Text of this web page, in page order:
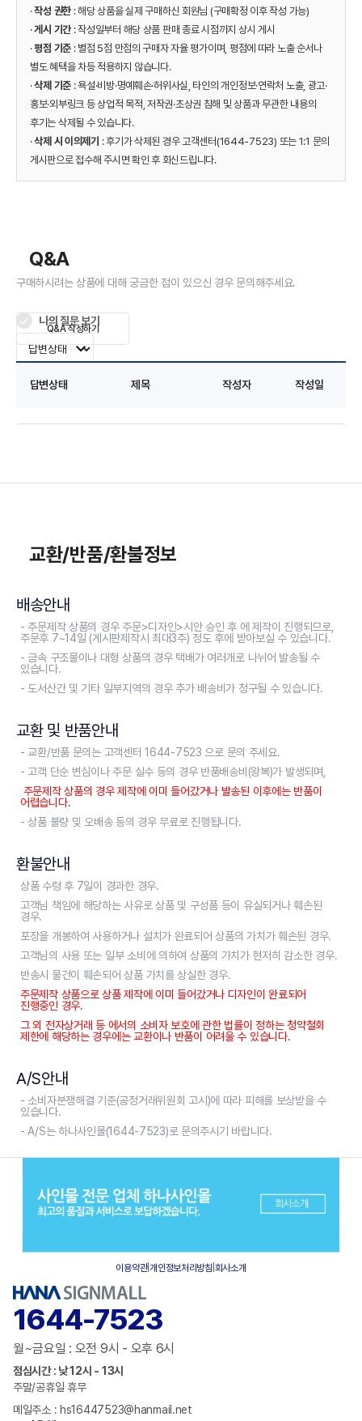
·작성 권한 : 해당 상품을 실제 구매하신 회원님 (구매확정 이후 작성 가능)
·게시 기간: 작성일부터 해당 상품 판매 종료 시점까지 상시 게시
·평점 기준 : 별점 5점 만점의 구매자 자율 평가이며, 평점에 따라 노출 순서나
별도 혜택을 차등 적용하지 않습니다.
·삭제 기준 : 욕설·비방·명예훼손·허위사실, 타인의 개인정보·연락처 노출, 광고·
홍보·외부링크 등 상업적 목적, 저작권·초상권 침해 및 상품과 무관한 내용의
후기는 삭제될 수 있습니다.
·삭제 시 이의제기 : 후기가 삭제된 경우 고객센터(1644-7523) 또는 1:1 문의
게시판으로 접수해 주시면 확인 후 회신드립니다.
Q&A
구매하시려는 상품에 대해 궁금한 점이 있으신 경우 문의해주세요.
나의 질문 보기
답변상태 제목 작성자 작성일
Q&A 작성하기
교환/반품/환불정보
배송안내
- 주문제작 상품의 경우 주문>디자인>시안 승인 후 에 제작이 진행되므로,
주문후 7~14일 (게시판제작시 최대3주) 정도 후에 받아보실 수 있습니다.
- 금속 구조물이나 대형 상품의 경우 택배가 여러개로 나뉘어 발송될 수
있습니다.
- 도서산간 및 기타 일부지역의 경우 추가 배송비가 청구될 수 있습니다.
교환 및 반품안내
- 교환/반품 문의는 고객센터 1644-7523 으로 문의 주세요.
- 고객 단순 변심이나 주문 실수 등의 경우 반품배송비(왕복)가 발생되며,
주문제작 상품의 경우 제작에 이미 들어갔거나 발송된 이후에는 반품이
어렵습니다.
- 상품 불량 및 오배송 등의 경우 무료로 진행됩니다.
환불안내
상품 수령 후 7일이 경과한 경우.
고객님 책임에 해당하는 사유로 상품 및 구성품 등이 유실되거나 훼손된
경우.
포장을 개봉하여 사용하거나 설치가 완료되어 상품의 가치가 훼손된 경우.
고객님의 사용 또는 일부 소비에 의하여 상품의 가치가 현저히 감소한 경우.
반송시 물건이 훼손되어 상품 가치를 상실한 경우.
주문제작 상품으로 상품 제작에 이미 들어갔거나 디자인이 완료되어
진행중인 경우.
그 외 전자상거래 등 에서의 소비자 보호에 관한 법률이 정하는 청약철회
제한에 해당하는 경우에는 교환이나 반품이 어려울 수 있습니다.
A/S안내
- 소비자분쟁해결 기준(공정거래위원회 고시)에 따라 피해를 보상받을 수
있습니다.
- A/S는 하나사인몰(1644-7523)로 문의주시기 바랍니다.
이용약관|개인정보처리방침 회사소개
1644-7523
월~금요일 : 오전 9시 - 오후 6시
점심시간 : 낮 12시 - 13시
주말/공휴일 휴무
메일주소 : hs16447523@hanmail.net